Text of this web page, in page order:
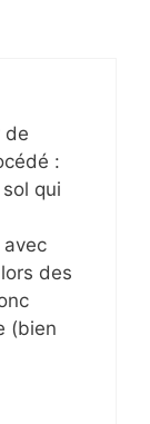
de
:
qui
avec
des
(bien